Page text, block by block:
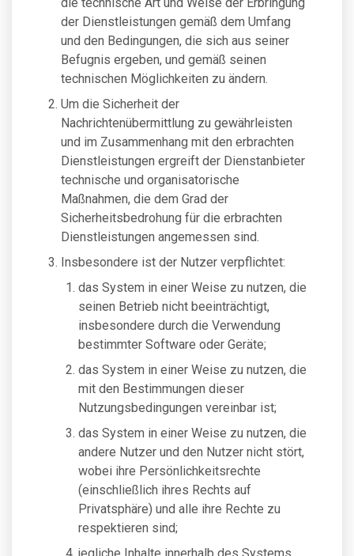
der Dienstleistungen gemäß dem Umfang
und den Bedingungen, die sich aus seiner
Befugnis ergeben, und gemäß seinen
technischen Möglichkeiten zu ändern.
Um die Sicherheit der
Nachrichtenübermittlung zu gewährleisten
und im Zusammenhang mit den erbrachten
Dienstleistungen ergreift der Dienstanbieter
technische und organisatorische
Maßnahmen, die dem Grad der
Sicherheitsbedrohung für die erbrachten
Dienstleistungen angemessen sind.
Insbesondere ist der Nutzer verpflichtet:
das System in einer Weise zu nutzen, die
seinen Betrieb nicht beeinträchtigt,
insbesondere durch die Verwendung
bestimmter Software oder Geräte;
das System in einer Weise zu nutzen, die
mit den Bestimmungen dieser
Nutzungsbedingungen vereinbar ist;
das System in einer Weise zu nutzen, die
andere Nutzer und den Nutzer nicht stört,
wobei ihre Persönlichkeitsrechte
(einschließlich ihres Rechts auf
Privatsphäre) und alle ihre Rechte zu
respektieren sind;